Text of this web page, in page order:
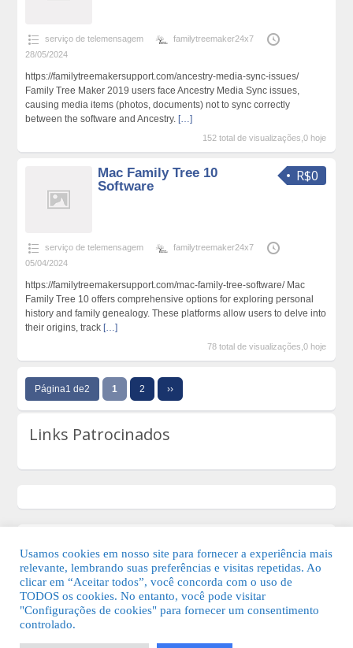
serviço de telemensagem
familytreemaker24x7
28/05/2024
https://familytreemakersupport.com/ancestry-media-sync-issues/
Family Tree Maker 2019 users face Ancestry Media Sync issues,
causing media items (photos, documents) not to sync correctly
between the software and Ancestry. […]
152 total de visualizações,0 hoje
R$0
Mac Family Tree 10
Software
serviço de telemensagem
familytreemaker24x7
05/04/2024
https://familytreemakersupport.com/mac-family-tree-software/ Mac
Family Tree 10 offers comprehensive options for exploring personal
history and family genealogy. These platforms allow users to delve into
their origins, track […]
78 total de visualizações,0 hoje
Página1 de2 1 2 ››
Links Patrocinados
© 2026 Guia Fácil Lagos | Guia Comercial Grátis. Todos os direitos
Usamos cookies em nosso site para fornecer a experiência mais
relevante, lembrando suas preferências e visitas repetidas. Ao
clicar em “Aceitar todos”, você concorda com o uso de
TODOS os cookies. No entanto, você pode visitar
"Configurações de cookies" para fornecer um consentimento
controlado.